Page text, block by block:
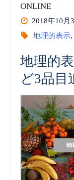
ONLINE
2018年10月
地理的表示,
地理的
ど3品目